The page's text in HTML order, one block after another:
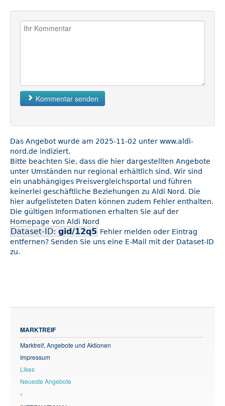
Kommentar senden
Das Angebot wurde am 2025-11-02 unter www.aldi-
nord.de indiziert.
Bitte beachten Sie, dass die hier dargestellten Angebote
unter Umständen nur regional erhältlich sind. Wir sind
ein unabhängiges Preisvergleichsportal und führen
keinerlei geschäftliche Beziehungen zu Aldi Nord. Die
hier aufgelisteten Daten können zudem Fehler enthalten.
Die gültigen Informationen erhalten Sie auf der
Homepage von Aldi Nord
Dataset-ID: gid/12q5 Fehler melden oder Eintrag
entfernen? Senden Sie uns eine E-Mail mit der Dataset-ID
zu.
MARKTREIF
Marktreif, Angebote und Aktionen
Impressum
Likes
Neueste Angebote